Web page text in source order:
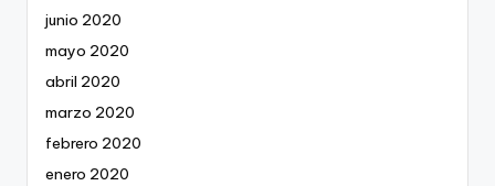
junio 2020
mayo 2020
abril 2020
marzo 2020
febrero 2020
enero 2020